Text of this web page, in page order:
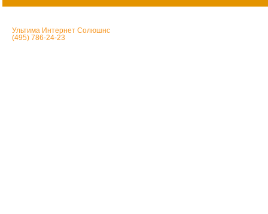
Ультима Интернет Солюшнс
(495) 786-24-23